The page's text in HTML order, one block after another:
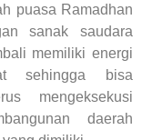
puasa Ramadhan
sanak saudara
memiliki energi
sehingga bisa
mengeksekusi
daerah